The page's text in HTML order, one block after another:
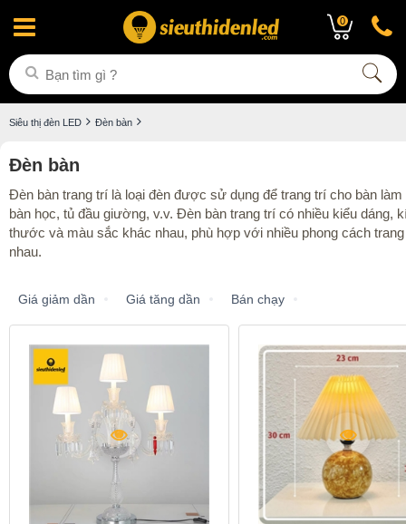
0
Siêu thị đèn LED Đèn bàn
Đèn bàn
Đèn bàn trang trí là loại đèn được sử dụng để trang trí cho bàn làm
bàn học, tủ đầu giường, v.v. Đèn bàn trang trí có nhiều kiểu dáng,
thước và màu sắc khác nhau, phù hợp với nhiều phong cách
nhau.
Giá giảm dần Giá tăng dần Bán chạy